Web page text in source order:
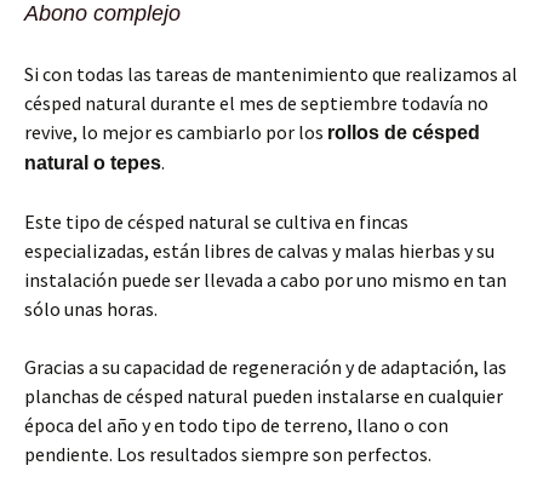
Abono complejo
Si con todas las tareas de mantenimiento que realizamos al
césped natural durante el mes de septiembre todavía no
revive, lo mejor es cambiarlo por los rollos de césped
natural o tepes.
Este tipo de césped natural se cultiva en fincas
especializadas, están libres de calvas y malas hierbas y su
instalación puede ser llevada a cabo por uno mismo en tan
sólo unas horas.
Gracias a su capacidad de regeneración y de adaptación, las
planchas de césped natural pueden instalarse en cualquier
época del año y en todo tipo de terreno, llano o con
pendiente. Los resultados siempre son perfectos.